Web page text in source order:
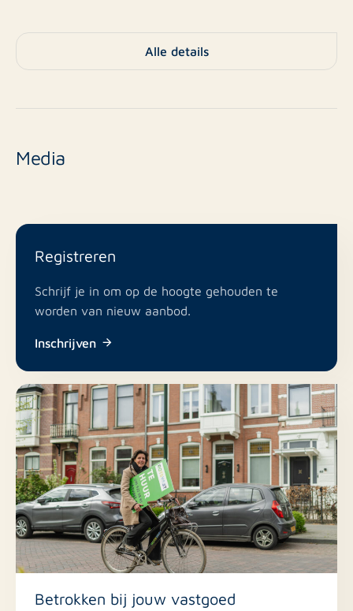
Parkeergelegenheid,
Garage
Nee
Alle details
Media
Registreren
Schrijf je in om op de hoogte gehouden te
worden van nieuw aanbod.
Inschrijven
Betrokken bij jouw vastgoed